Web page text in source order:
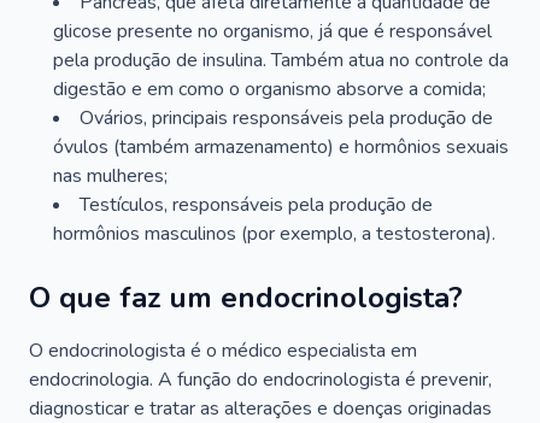
glicose presente no organismo, já que é responsável
pela produção de insulina. Também atua no controle da
digestão e em como o organismo absorve a comida;
Ovários, principais responsáveis pela produção de
óvulos (também armazenamento) e hormônios sexuais
nas mulheres;
Testículos, responsáveis pela produção de
hormônios masculinos (por exemplo, a testosterona).
O que faz um endocrinologista?
O endocrinologista é o médico especialista em
endocrinologia. A função do endocrinologista é prevenir,
diagnosticar e tratar as alterações e doenças originadas